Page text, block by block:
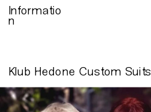
Klub Hedone Custom Suits
Informatio
n